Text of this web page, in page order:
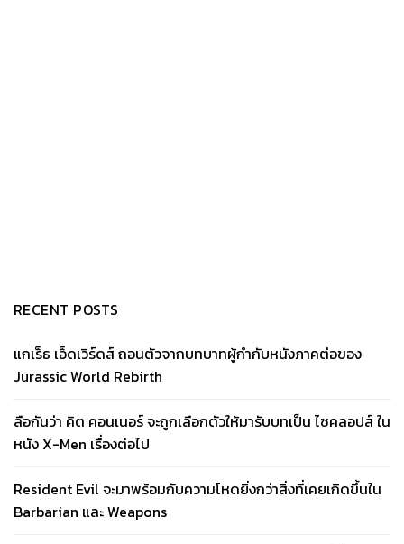
RECENT POSTS
แกเร็ธ เอ็ดเวิร์ดส์ ถอนตัวจากบทบาทผู้กำกับหนังภาคต่อของ
Jurassic World Rebirth
ลือกันว่า คิต คอนเนอร์ จะถูกเลือกตัวให้มารับบทเป็น ไซคลอปส์ ใน
หนัง X-Men เรื่องต่อไป
Resident Evil จะมาพร้อมกับความโหดยิ่งกว่าสิ่งที่เคยเกิดขึ้นใน
Barbarian และ Weapons